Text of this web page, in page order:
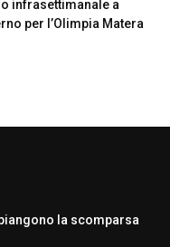
infrasettimanale a
per l’Olimpia Matera
la scomparsa